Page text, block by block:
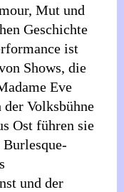
Mut und
Geschichte
ist
Shows, die
Eve
Volksbühne
Ost führen sie
und der